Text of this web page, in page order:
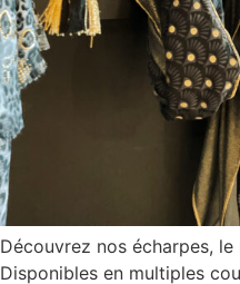
Découvrez nos écharpes, le
Disponibles en multiples